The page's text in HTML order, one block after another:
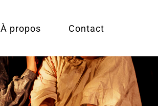
À propos Contact